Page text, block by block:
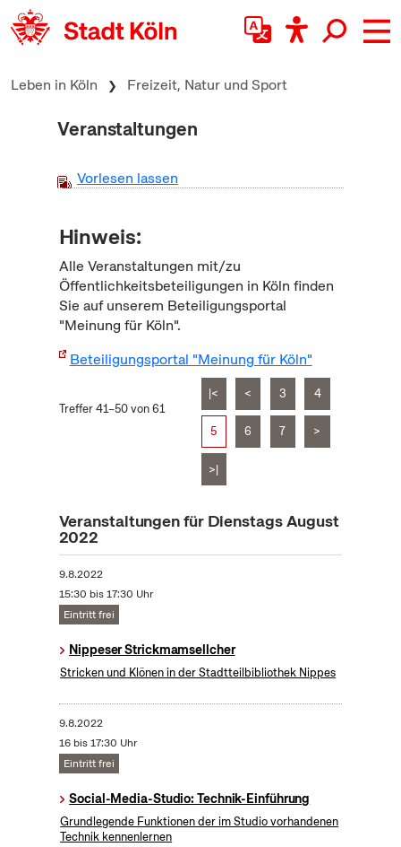
zum Inhalt springen
Leben in Köln Freizeit, Natur und Sport
Veranstaltungen
Vorlesen lassen
Hinweis:
Alle Veranstaltungen mit/zu
Öffentlichkeitsbeteiligungen in Köln finden
Sie auf unserem Beteiligungsportal
"Meinung für Köln".
Beteiligungsportal "Meinung für Köln"
Treffer 41–50 von 61
|< < 3 4
5 6 7 >
>|
Veranstaltungen für Dienstags August
2022
9.8.2022
15:30 bis 17:30 Uhr
Eintritt frei
Nippeser Strickmamsellcher
Stricken und Klönen in der Stadtteilbibliothek Nippes
9.8.2022
16 bis 17:30 Uhr
Eintritt frei
Social-Media-Studio: Technik-Einführung
Grundlegende Funktionen der im Studio vorhandenen
Technik kennenlernen